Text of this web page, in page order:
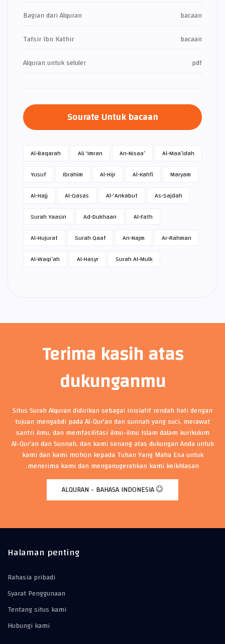
Bagian dari Alquran
bacaan
Tafsir Ibn Kathir
bacaan
Alquran untuk seluler
pdf
Sourate Untuk bacaan
Al-Baqarah Ali ‘Imran An-Nisaa’
Al-Maa’idah
Yusuf
Ibrahim Al-Hijr Al-Kahfi
Maryam
Al-Hajj
Al-Qasas Al-‘Ankabut
As-Sajdah
Surah Yaasin
Ad-Dukhaan
Al-Fath
Al-Hujurat
Surah Qaaf An-Najm
Ar-Rahman
Al-Waqi’ah
Al-Hasyr Surah Al-Mulk
Terima kasih atas
dukunganmu
Situs Surah Alquran didirikan sebagai inisiatif rendah hati dengan
tujuan mengabdi pada Al-Qur'an dan sunnah yang suci, merawat
santri ilmu, dan memfasilitasi ilmu-ilmu Islam dalam kurikulum
Al-Qur'an dan Sunnah, dan kami senang atas dukungan Anda untuk
kami dan kami mohon kepada Tuhan Yang Maha Esa untuk
menerima kami dan menganugerahkan kami keikhlasan.
ALQURAN - BAHASA INDONESIA
Halaman penting
Rahasia pribadi
Syarat Penggunaan
Tentang situs kami
Hubungi kami